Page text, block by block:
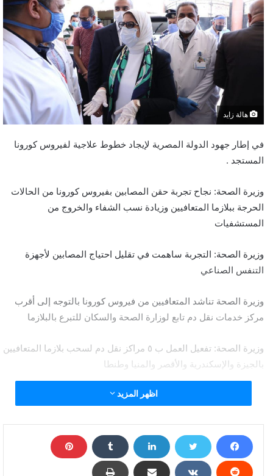
هالة زايد
في إطار جهود الدولة المصرية لإيجاد خطوط علاجية لفيروس كورونا
المستجد .
وزيرة الصحة: نجاح تجربة حقن المصابين بفيروس كورونا من الحالات
الحرجة ببلازما المتعافيين وزيادة نسب الشفاء والخروج من
المستشفيات
وزيرة الصحة: التجربة ساهمت في تقليل احتياج المصابين لأجهزة
التنفس الصناعي
وزيرة الصحة تناشد المتعافيين من فيروس كورونا بالتوجه إلى أقرب
مركز خدمات نقل دم تابع لوزارة الصحة والسكان للتبرع بالبلازما
وزيرة الصحة: تفعيل العمل ب ٥ مراكز نقل دم لسحب بلازما المتعافيين
بالجيزة والإسكندرية والأقصر والمنيا وطنطا
أعلنت الدكتورة هالة زايد، وزيرة الصحة والسكان، عن نجاح تجربة حقن
وذلك لعلاج الحالات الحرجة، والتي تم العمل بها في إطار جهود الدولة
المصرية لإيجاد خطوط علاجية وتسابق دول العالم في إيجاد علاج
للمرضى المصابين بفيروس كورونا المستجد.
اظهر المزيد